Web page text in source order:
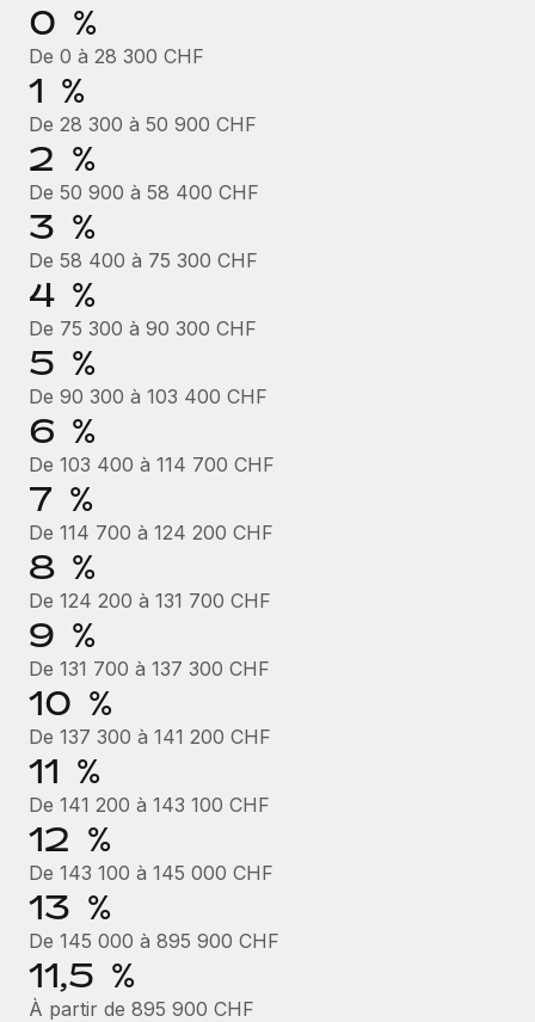
0 %
De 0 à 28 300 CHF
1 %
De 28 300 à 50 900 CHF
2 %
De 50 900 à 58 400 CHF
3 %
De 58 400 à 75 300 CHF
4 %
De 75 300 à 90 300 CHF
5 %
De 90 300 à 103 400 CHF
6 %
De 103 400 à 114 700 CHF
7 %
De 114 700 à 124 200 CHF
8 %
De 124 200 à 131 700 CHF
9 %
De 131 700 à 137 300 CHF
10 %
De 137 300 à 141 200 CHF
11 %
De 141 200 à 143 100 CHF
12 %
De 143 100 à 145 000 CHF
13 %
De 145 000 à 895 900 CHF
11,5 %
À partir de 895 900 CHF